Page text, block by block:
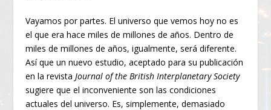
Vayamos por partes. El universo que vemos hoy no es
el que era hace miles de millones de años. Dentro de
miles de millones de años, igualmente, será diferente.
Así que un nuevo estudio, aceptado para su publicación
en la revista Journal of the British Interplanetary Society
sugiere que el inconveniente son las condiciones
actuales del universo. Es, simplemente, demasiado